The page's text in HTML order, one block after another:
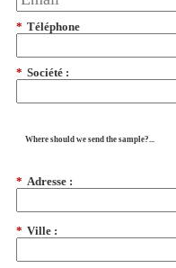
* Téléphone
* Société :
Where should we send the sample?...
* Adresse :
* Ville :